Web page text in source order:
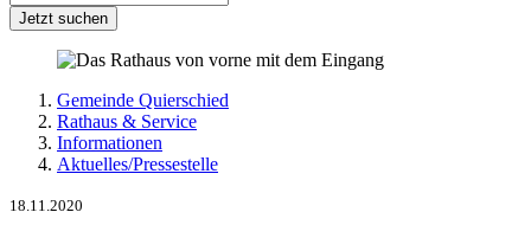
Jetzt suchen
Gemeinde Quierschied
Rathaus & Service
Informationen
Aktuelles/Pressestelle
18.11.2020